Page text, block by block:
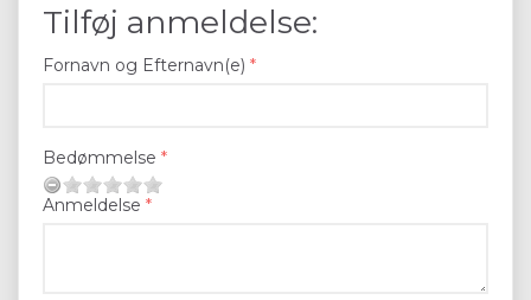
Tilføj anmeldelse:
Fornavn og Efternavn(e)
Bedømmelse
Anmeldelse